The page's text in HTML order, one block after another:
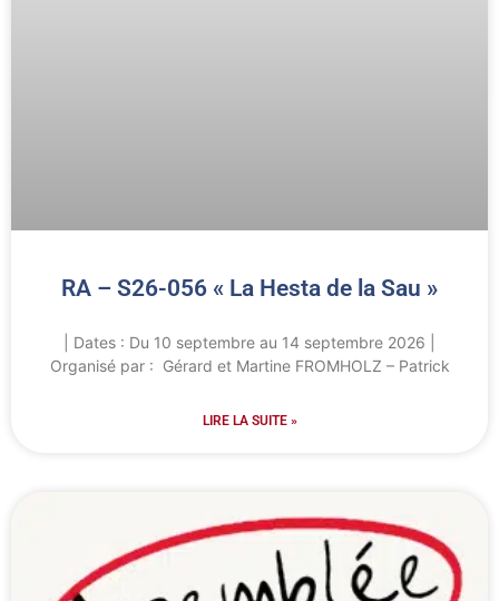
RA – S26-056 « La Hesta de la Sau »
| Dates : Du 10 septembre au 14 septembre 2026 |
Organisé par : Gérard et Martine FROMHOLZ – Patrick
LIRE LA SUITE »